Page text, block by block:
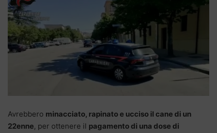
Avrebbero minacciato, rapinato e ucciso il cane di un
22enne, per ottenere il pagamento di una dose di